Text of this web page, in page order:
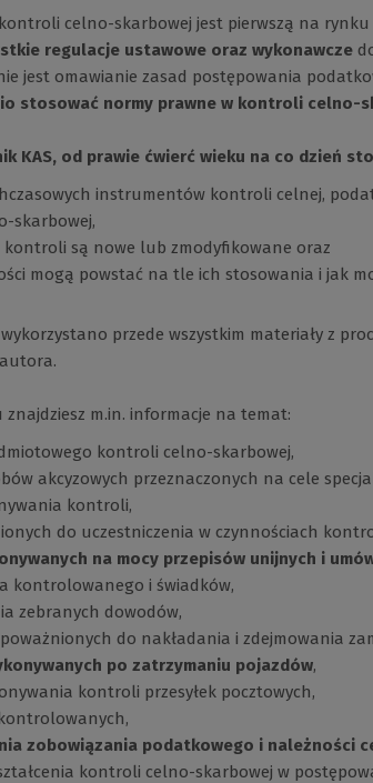
celno-skarbowej jest pierwszą na
regulacje ustawowe oraz wykonawcze
jest omawianie zasad postępowania
stosować normy prawne w kontroli celno-
KAS, od prawie ćwierć wieku na co dzień
instrumentów kontroli celnej,
skarbowej,
kontroli są nowe lub zmodyfikowane oraz
mogą powstać na tle ich stosowania i jak
przede wszystkim materiały z
znajdziesz m.in. informacje na temat:
kontroli celno-skarbowej,
akcyzowych przeznaczonych na cele
kontroli,
do uczestniczenia w czynnościach
na mocy przepisów unijnych i
kontrolowanego i świadków,
zebranych dowodów,
do nakładania i zdejmowania
po zatrzymaniu pojazdów,
kontroli przesyłek pocztowych,
zobowiązania podatkowego i należności
kontroli celno-skarbowej w